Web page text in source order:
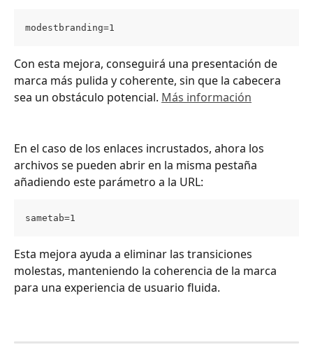
modestbranding=1
Con esta mejora, conseguirá una presentación de
marca más pulida y coherente, sin que la cabecera
sea un obstáculo potencial. Más información
En el caso de los enlaces incrustados, ahora los
archivos se pueden abrir en la misma pestaña
añadiendo este parámetro a la URL:
sametab=1
Esta mejora ayuda a eliminar las transiciones
molestas, manteniendo la coherencia de la marca
para una experiencia de usuario fluida.